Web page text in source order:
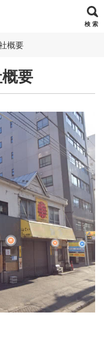
検 索
概要
要